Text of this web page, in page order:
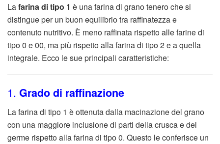
Lafarina di tipo 1 è una farina di grano tenero che si
distingue per un buon equilibrio tra raffinatezza e
contenuto nutritivo. È meno raffinata rispetto alle farine di
tipo 0 e 00, ma più rispetto alla farina di tipo 2 e a quella
integrale. Ecco le sue principali caratteristiche:
1. Grado di raffinazione
La farina di tipo 1 è ottenuta dalla macinazione del grano
con una maggiore inclusione di parti della crusca e del
germe rispetto alla farina di tipo 0. Questo le conferisce un